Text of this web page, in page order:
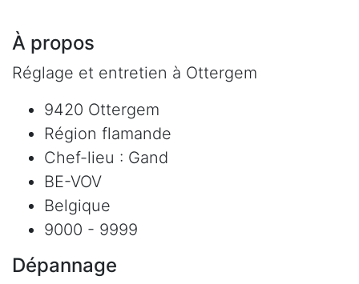
À propos
Réglage et entretien à Ottergem
9420 Ottergem
Région flamande
Chef-lieu : Gand
BE-VOV
Belgique
9000 - 9999
Dépannage